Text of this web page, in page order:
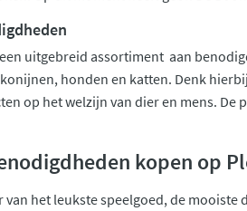
uitgebreid assortiment aan
honden en katten. Denk
op het welzijn van dier en mens.
kopen op
het leukste speelgoed, de